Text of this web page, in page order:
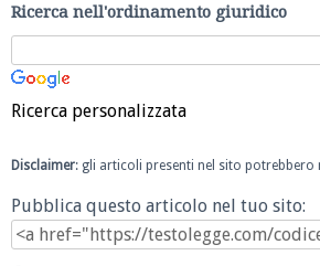
Ricerca nell'ordinamento giuridico
Ricerca personalizzata
Disclaimer: gli articoli presenti nel sito potrebbero
Pubblica questo articolo nel tuo sito: